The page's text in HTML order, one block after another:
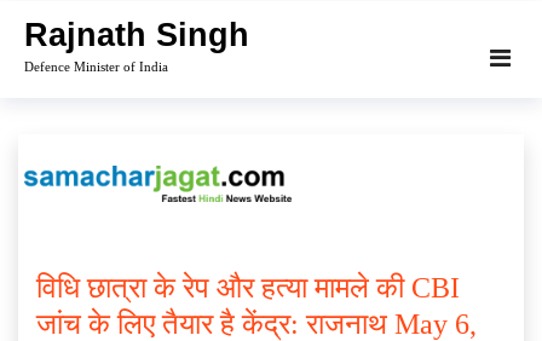
content
Rajnath Singh
Defence Minister of India
विधि छात्रा के रेप और हत्या मामले की CBI
जांच के लिए तैयार है केंद्र: राजनाथ May 6,